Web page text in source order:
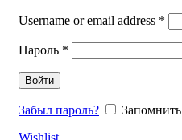
Username or email address *
Пароль *
Войти
Забыл пароль?
Запомнить
Wishlist